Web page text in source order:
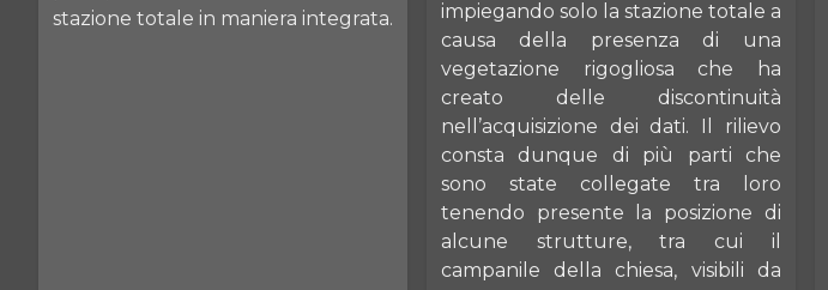
stazione totale in maniera integrata.
impiegando solo la stazione totale a
causa della presenza di una
vegetazione rigogliosa che ha
creato delle discontinuità
nell’acquisizione dei dati. Il rilievo
consta dunque di più parti che
sono state collegate tra loro
tenendo presente la posizione di
alcune strutture, tra cui il
campanile della chiesa, visibili da